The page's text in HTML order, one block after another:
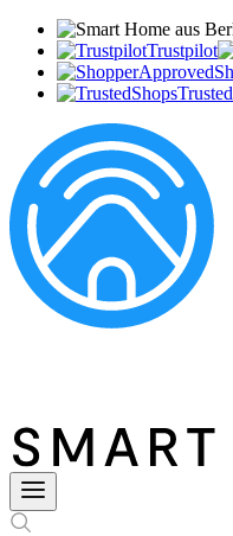
Trustpilot